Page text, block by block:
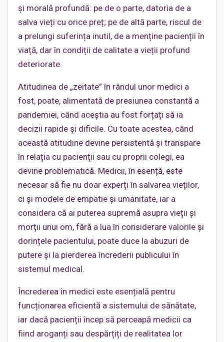
și morală profundă: pe de o parte, datoria de a
salva vieți cu orice preț; pe de altă parte, riscul de
a prelungi suferința inutil, de a menține pacienții în
viață, dar în condiții de calitate a vieții profund
deteriorate.
Atitudinea de „zeitate” în rândul unor medici a
fost, poate, alimentată de presiunea constantă a
pandemiei, când aceștia au fost forțați să ia
decizii rapide și dificile. Cu toate acestea, când
această atitudine devine persistentă și transpare
în relația cu pacienții sau cu proprii colegi, ea
devine problematică. Medicii, în esență, este
necesar să fie nu doar experți în salvarea vieților,
ci și modele de empatie și umanitate, iar a
considera că ai puterea supremă asupra vieții și
morții unui om, fără a lua în considerare valorile și
dorințele pacientului, poate duce la abuzuri de
putere și la pierderea încrederii publicului în
sistemul medical.
Încrederea în medici este esențială pentru
funcționarea eficientă a sistemului de sănătate,
iar dacă pacienții încep să perceapă medicii ca
fiind aroganți sau despărțiți de realitatea lor